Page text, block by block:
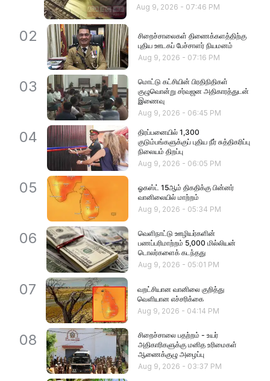
Aug 9, 2026 - 07:46 PM
02
சிறைச்சாலைகள் திணைக்களத்திற்கு
புதிய ஊடகப் பேச்சாளர் நியமனம்
Aug 9, 2026 - 07:16 PM
03
மொட்டு கட்சியின் பிரதிநிதிகள்
குழுவொன்று சர்வஜன அதிகாரத்துடன்
இணைவு
Aug 9, 2026 - 06:45 PM
04
திரப்பனையில் 1,300
குடும்பங்களுக்குப் புதிய நீர் சுத்திகரிப்பு
நிலையம் திறப்பு
Aug 9, 2026 - 06:05 PM
05
ஓகஸ்ட் 15ஆம் திகதிக்கு பின்னர்
வானிலையில் மாற்றம்
Aug 9, 2026 - 05:34 PM
06
வெளிநாட்டு ஊழியர்களின்
பணப்பரிமாற்றம் 5,000 மில்லியன்
டொலர்களைக் கடந்தது
Aug 9, 2026 - 05:01 PM
07
வறட்சியான வானிலை குறித்து
வௌியான எச்சரிக்கை
Aug 9, 2026 - 04:14 PM
08
சிறைச்சாலை பதற்றம் - உயர்
அதிகாரிகளுக்கு மனித உரிமைகள்
ஆணைக்குழு அழைப்பு
Aug 9, 2026 - 03:37 PM